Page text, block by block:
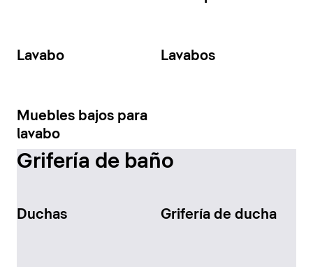
Lavabo Lavabos
Muebles bajos para
lavabo
Grifería de baño
Duchas Grifería de ducha